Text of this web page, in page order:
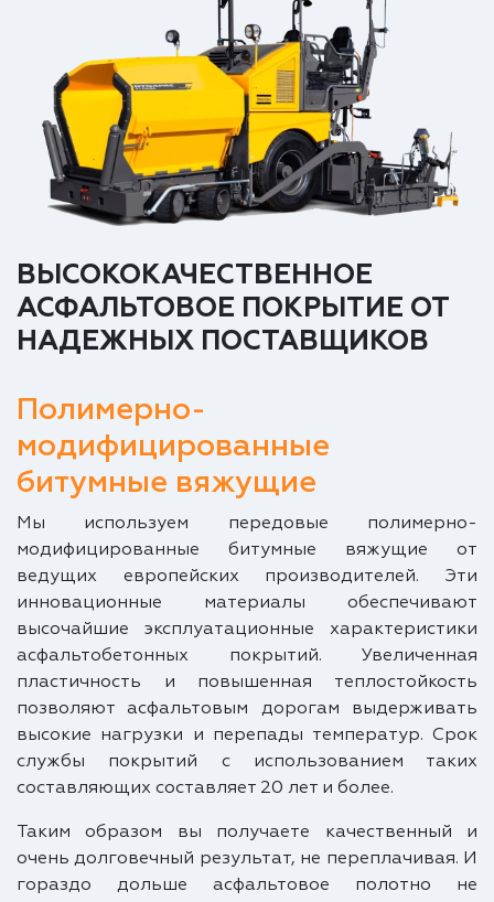
ВЫСОКОКАЧЕСТВЕННОЕ
АСФАЛЬТОВОЕ ПОКРЫТИЕ ОТ
НАДЕЖНЫХ ПОСТАВЩИКОВ
Полимерно-
модифицированные
битумные вяжущие
Мы используем передовые полимерно-
модифицированные битумные вяжущие от
ведущих европейских производителей. Эти
инновационные материалы обеспечивают
высочайшие эксплуатационные характеристики
асфальтобетонных покрытий. Увеличенная
пластичность и повышенная теплостойкость
позволяют асфальтовым дорогам выдерживать
высокие нагрузки и перепады температур. Срок
службы покрытий с использованием таких
составляющих составляет 20 лет и более.
Таким образом вы получаете качественный и
очень долговечный результат, не переплачивая. И
гораздо дольше асфальтовое полотно не